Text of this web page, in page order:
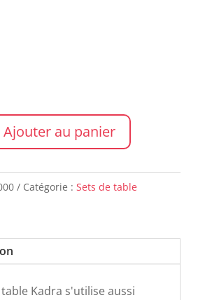
Ajouter au panier
Catégorie : Sets de table
Kadra s'utilise aussi